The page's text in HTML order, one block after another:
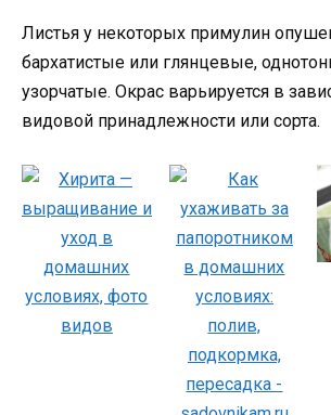
Листья у некоторых примулин
бархатистые или глянцевые,
узорчатые. Окрас варьируется в
видовой принадлежности или сорта.